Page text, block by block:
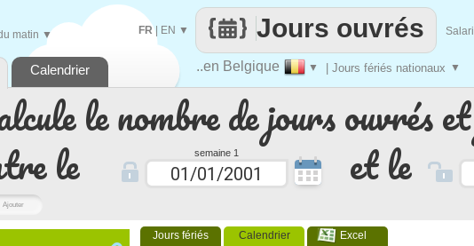
Ajouter
le nombre de jours ouvrés
le
semaine 1 et le
Jours fériés Calendrier Excel
..en Belgique ▼ | Jours fériés nationaux ▼
Jours ouvrés
FR| EN ▼
matin ▼
Calendrier